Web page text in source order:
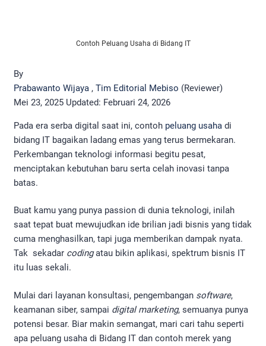
Contoh Peluang Usaha di Bidang IT
By
Prabawanto Wijaya , Tim Editorial Mebiso (Reviewer)
Mei 23, 2025 Updated: Februari 24, 2026
Pada era serba digital saat ini, contoh peluang usaha di
bidang IT bagaikan ladang emas yang terus bermekaran.
Perkembangan teknologi informasi begitu pesat,
menciptakan kebutuhan baru serta celah inovasi tanpa
batas.
Buat kamu yang punya passion di dunia teknologi, inilah
saat tepat buat mewujudkan ide brilian jadi bisnis yang tidak
cuma menghasilkan, tapi juga memberikan dampak nyata.
Tak sekadar codingatau bikin aplikasi, spektrum bisnis IT
itu luas sekali.
Mulai dari layanan konsultasi, pengembangan software,
keamanan siber, sampai digital marketing, semuanya punya
potensi besar. Biar makin semangat, mari cari tahu seperti
apa peluang usaha di Bidang IT dan contoh merek yang